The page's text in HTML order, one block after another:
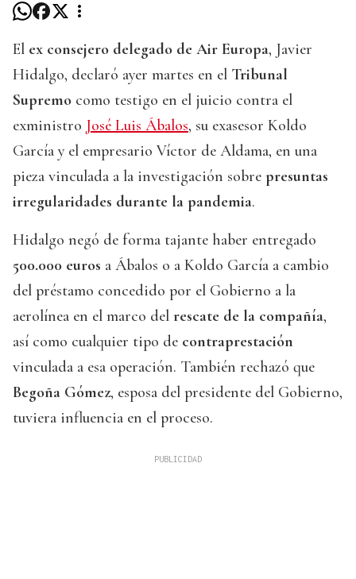
El ex consejero delegado de Air Europa, Javier
Hidalgo, declaró ayer martes en el Tribunal
Supremo como testigo en el juicio contra el
exministro José Luis Ábalos, su exasesor Koldo
García y el empresario Víctor de Aldama, en una
pieza vinculada a la investigación sobre presuntas
irregularidades durante la pandemia.
Hidalgo negó de forma tajante haber entregado
500.000 euros a Ábalos o a Koldo García a cambio
del préstamo concedido por el Gobierno a la
aerolínea en el marco del rescate de la compañía,
así como cualquier tipo de contraprestación
vinculada a esa operación. También rechazó que
Begoña Gómez, esposa del presidente del Gobierno,
tuviera influencia en el proceso.